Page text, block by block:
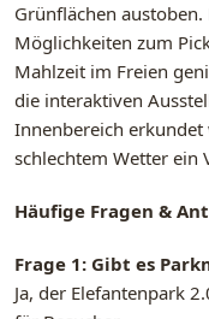
Grünflächen
Möglichkeiten zum
Mahlzeit im Freien
die interaktiven
Innenbereich erkundet
schlechtem Wetter ein
Häufige Fragen &
Frage 1: Gibt es
Ja, der Elefantenpark